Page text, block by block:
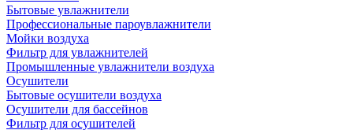
Бытовые увлажнители
Профессиональные пароувлажнители
Мойки воздуха
Фильтр для увлажнителей
Промышленные увлажнители воздуха
Осушители
Бытовые осушители воздуха
Осушители для бассейнов
Фильтр для осушителей